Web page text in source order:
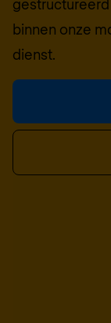
binnen onze
dienst.